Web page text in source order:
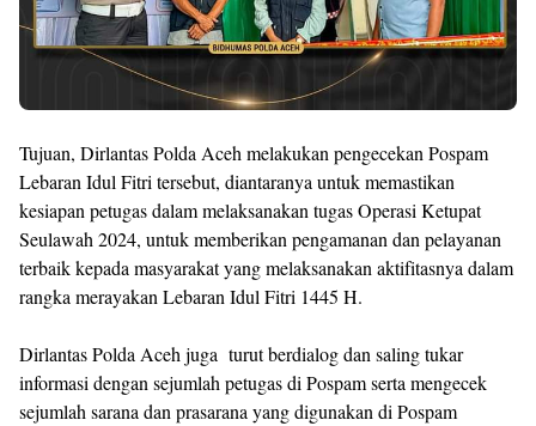
Tujuan, Dirlantas Polda Aceh melakukan pengecekan Pospam
Lebaran Idul Fitri tersebut, diantaranya untuk memastikan
kesiapan petugas dalam melaksanakan tugas Operasi Ketupat
Seulawah 2024, untuk memberikan pengamanan dan pelayanan
terbaik kepada masyarakat yang melaksanakan aktifitasnya dalam
rangka merayakan Lebaran Idul Fitri 1445 H.
Dirlantas Polda Aceh juga turut berdialog dan saling tukar
informasi dengan sejumlah petugas di Pospam serta mengecek
sejumlah sarana dan prasarana yang digunakan di Pospam